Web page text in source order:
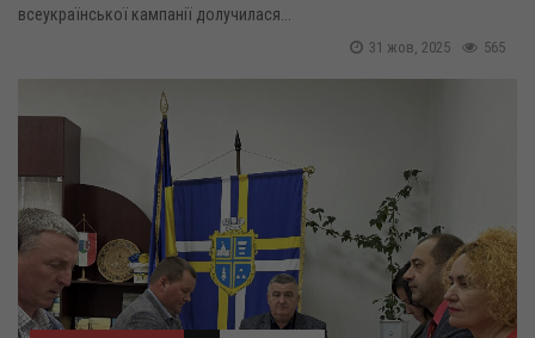
всеукраїнської кампанії долучилася...
565
31 жов, 2025